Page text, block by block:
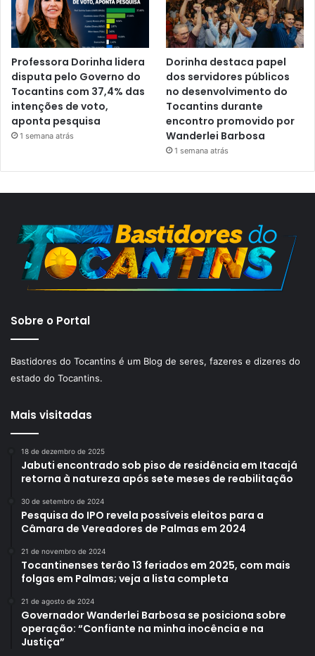
Professora Dorinha lidera
disputa pelo Governo do
Tocantins com 37,4% das
intenções de voto,
aponta pesquisa
1 semana atrás
Dorinha destaca papel
dos servidores públicos
no desenvolvimento do
Tocantins durante
encontro promovido por
Wanderlei Barbosa
1 semana atrás
Sobre o Portal
Bastidores do Tocantins é um Blog de seres, fazeres e dizeres do
estado do Tocantins.
Mais visitadas
18 de dezembro de 2025
Jabuti encontrado sob piso de residência em Itacajá
retorna à natureza após sete meses de reabilitação
30 de setembro de 2024
Pesquisa do IPO revela possíveis eleitos para a
Câmara de Vereadores de Palmas em 2024
21 de novembro de 2024
Tocantinenses terão 13 feriados em 2025, com mais
folgas em Palmas; veja a lista completa
21 de agosto de 2024
Governador Wanderlei Barbosa se posiciona sobre
operação: “Confiante na minha inocência e na
Justiça”